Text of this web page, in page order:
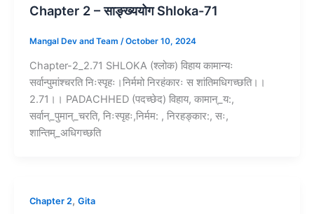
Chapter 2 – साङ्ख्ययोग Shloka-71
Mangal Dev and Team /October 10, 2024
Chapter-2_2.71 SHLOKA (श्लोक) विहाय कामान्यः
सर्वान्पुमांश्चरति निःस्पृहः।निर्ममो निरहंकारः स शांतिमधिगच्छति।।
2.71।। PADACHHED (पदच्छेद) विहाय, कामान्_य:,
सर्वान्_पुमान्_चरति, निःस्पृहः,निर्मम: , निरहङ्कार:, सः,
शान्तिम्_अधिगच्छति
Chapter 2, Gita